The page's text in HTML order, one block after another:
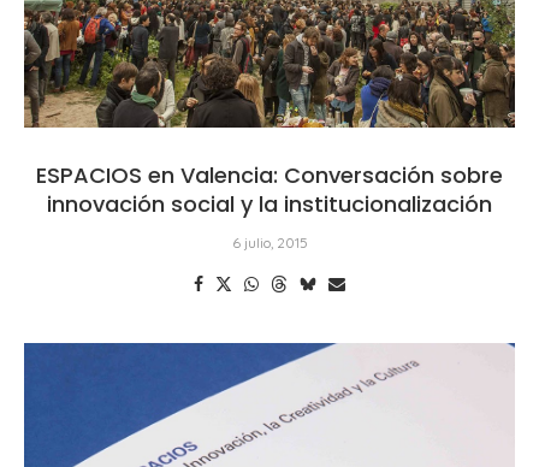
ESPACIOS en Valencia: Conversación sobre
innovación social y la institucionalización
6 julio, 2015